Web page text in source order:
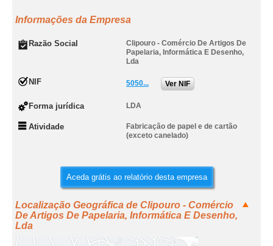
Informações da Empresa
Razão Social
Clipouro - Comércio De Artigos De
Papelaria, Informática E Desenho,
Lda
NIF 5050... Ver NIF
Forma jurídica LDA
Atividade
Fabricação de papel e de cartão
(exceto canelado)
Aceda grátis ao relatório desta empresa
Localização Geográfica de Clipouro - Comércio
De Artigos De Papelaria, Informática E Desenho,
Lda